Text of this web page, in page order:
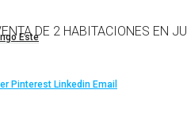
EsteDE 2 HABITACIONES EN
Pinterest Linkedin Email